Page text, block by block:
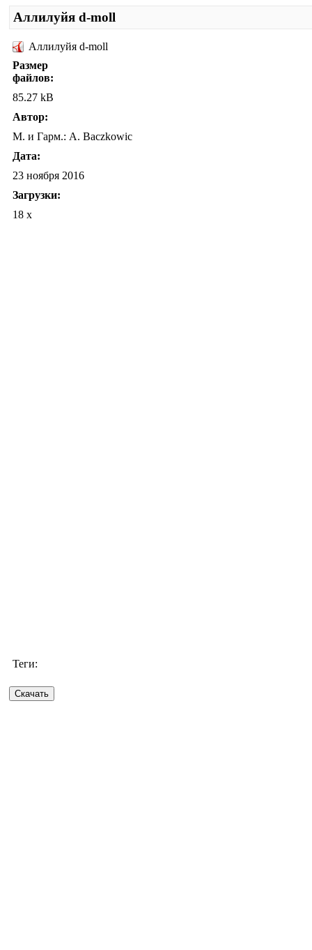
Аллилуйя d-moll
Аллилуйя d-moll
Размер
файлов:
85.27 kB
Автор:
М. и Гарм.: A. Baczkowic
Дата:
23 ноября 2016
Загрузки:
18 x
Теги: